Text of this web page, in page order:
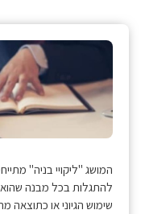
המושג "ליקויי בניה" מתייחס
להתגלות בכל מבנה שהוא. יתכן
שימוש הגיוני או כתוצאה